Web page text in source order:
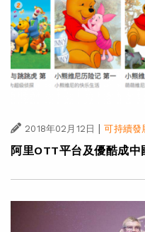
2018年02月12日 | 可持續發
阿里OTT平台及優酷成